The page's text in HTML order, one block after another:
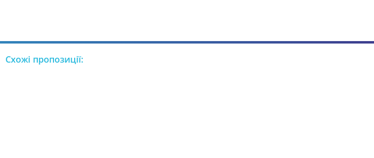
Схожі пропозиції: